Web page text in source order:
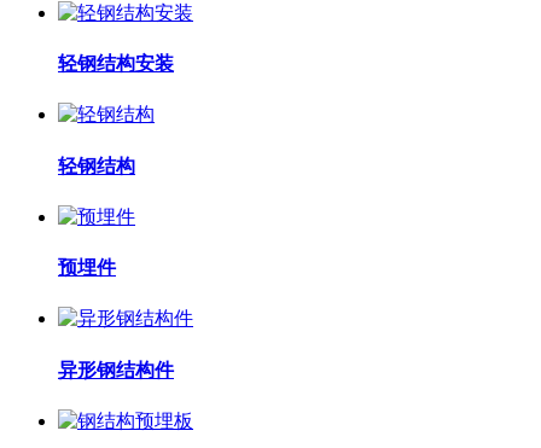
轻钢结构安装
轻钢结构
预埋件
异形钢结构件